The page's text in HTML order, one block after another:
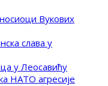
Вукових
слава у
у Леосавићу
НАТО агресије